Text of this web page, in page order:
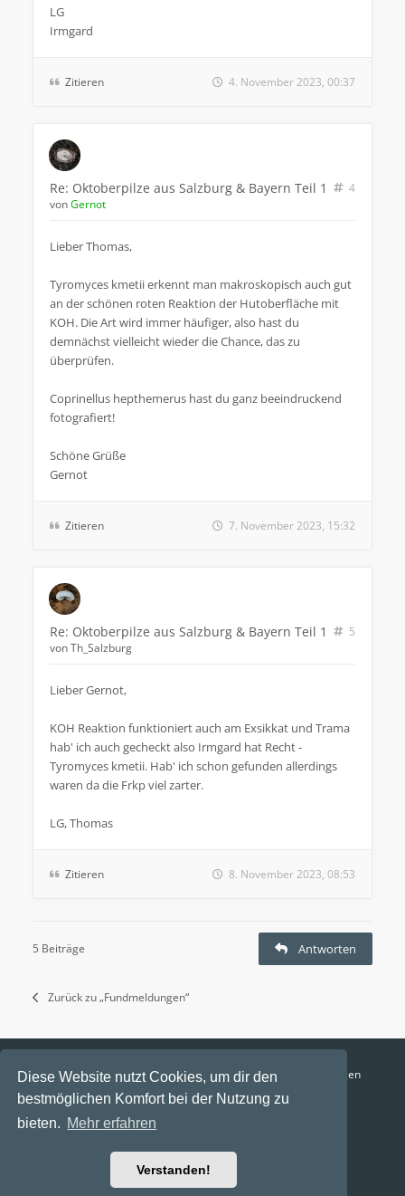
Diese Website nutzt Cookies, um dir den
bestmöglichen Komfort bei der Nutzung zu
bieten. Mehr erfahren
Verstanden!
LG
Irmgard
Zitieren 4. November 2023, 00:37
Re: Oktoberpilze aus Salzburg & Bayern Teil 1
4
vonGernot
Lieber Thomas,
Tyromyces kmetii erkennt man makroskopisch auch gut
an der schönen roten Reaktion der Hutoberfläche mit
KOH. Die Art wird immer häufiger, also hast du
demnächst vielleicht wieder die Chance, das zu
überprüfen.
Coprinellus hepthemerus hast du ganz beeindruckend
fotografiert!
Schöne Grüße
Gernot
Zitieren 7. November 2023, 15:32
Re: Oktoberpilze aus Salzburg & Bayern Teil 1
5
vonTh_Salzburg
Lieber Gernot,
KOH Reaktion funktioniert auch am Exsikkat und Trama
hab' ich auch gecheckt also Irmgard hat Recht -
Tyromyces kmetii. Hab' ich schon gefunden allerdings
waren da die Frkp viel zarter.
LG, Thomas
Zitieren 8. November 2023, 08:53
5 Beiträge Antworten
Zurück zu „Fundmeldungen“
Funga Austria FAQ Datenschutz
Nutzungsbedingungen
Alle Zeiten sind UTC+02:00
Aktuelle Zeit: 7. August 2026, 11:24
Powered byphpBB® Forum Software © phpBB Limited
Ravaio Theme by